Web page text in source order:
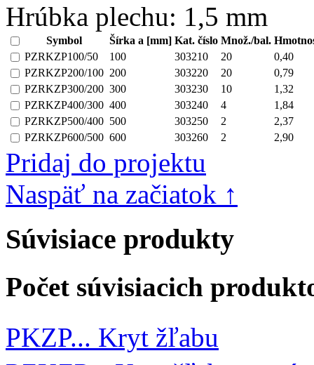
Hrúbka plechu: 1,5 mm
Symbol Šírka a [mm] Kat. číslo Množ./bal.
PZRKZP100/50
100 303210 20
0,40
PZRKZP200/100 200 303220 20
0,79
PZRKZP300/200 300 303230 10
1,32
PZRKZP400/300 400 303240 4
1,84
PZRKZP500/400 500 303250 2
2,37
PZRKZP600/500 600 303260 2 2,90
Pridaj do projektu
Naspäť na začiatok ↑
Súvisiace produkty
Počet súvisiacich
PKZP... Kryt žľabu